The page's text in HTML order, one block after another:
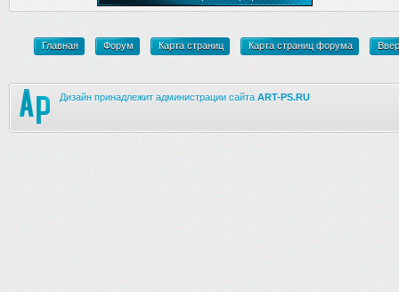
Главная Форум Карта страниц Карта страниц форума
Дизайн принадлежит администрации сайта ART-PS.RU